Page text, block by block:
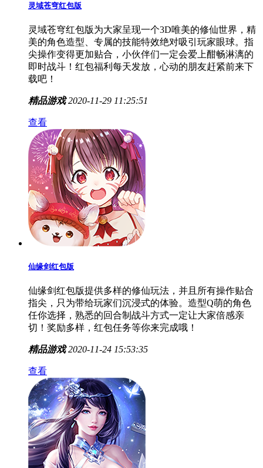
灵域苍穹红包版
灵域苍穹红包版为大家呈现一个3D唯美的修仙世界，精
美的角色造型、专属的技能特效绝对吸引玩家眼球。指
尖操作变得更加贴合，小伙伴们一定会爱上酣畅淋漓的
即时战斗！红包福利每天发放，心动的朋友赶紧前来下
载吧！
精品游戏 2020-11-29 11:25:51
查看
仙缘剑红包版
仙缘剑红包版提供多样的修仙玩法，并且所有操作贴合
指尖，只为带给玩家们沉浸式的体验。造型Q萌的角色
任你选择，熟悉的回合制战斗方式一定让大家倍感亲
切！奖励多样，红包任务等你来完成哦！
精品游戏 2020-11-24 15:53:35
查看